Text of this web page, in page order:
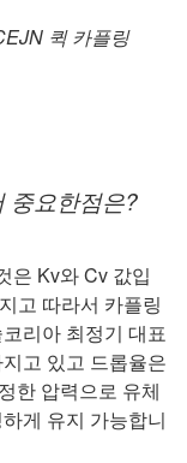
퀵 카플링
중요한점은?
은 Kv와 Cv 값입
고 따라서 카플링
리아 최정기 대표
고 있고 드롭율은
한 압력으로 유체
게 유지 가능합니